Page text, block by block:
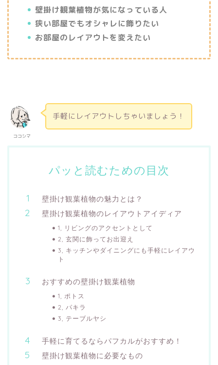
壁掛け観葉植物が気になっている人
狭い部屋でもオシャレに飾りたい
お部屋のレイアウトを変えたい
ココシマ
手軽にレイアウトしちゃいましょう！
パッと読むための目次
壁掛け観葉植物の魅力とは？
壁掛け観葉植物のレイアウトアイディア
1, リビングのアクセントとして
2, 玄関に飾ってお出迎え
3, キッチンやダイニングにも手軽にレイアウ
ト
おすすめの壁掛け観葉植物
1, ポトス
2, パキラ
3, テーブルヤシ
手軽に育てるならパフカルがおすすめ！
壁掛け観葉植物に必要なもの